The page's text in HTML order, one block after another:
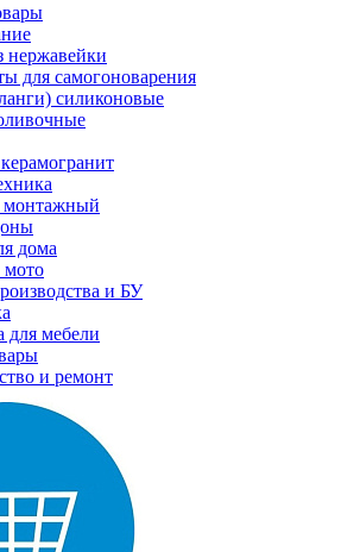
нержавейки
для самогоноварения
силиконовые
монтажный
дома
мото
и БУ
для мебели
и ремонт